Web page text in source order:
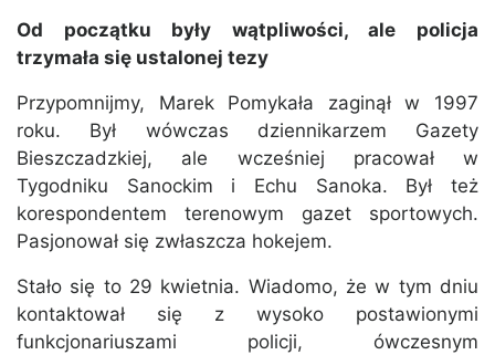
Od początku były wątpliwości, ale policja
trzymała się ustalonej tezy
Przypomnijmy, Marek Pomykała zaginął w 1997
roku. Był wówczas dziennikarzem Gazety
Bieszczadzkiej, ale wcześniej pracował w
Tygodniku Sanockim i Echu Sanoka. Był też
korespondentem terenowym gazet sportowych.
Pasjonował się zwłaszcza hokejem.
Stało się to 29 kwietnia. Wiadomo, że w tym dniu
kontaktował się z wysoko postawionymi
funkcjonariuszami policji, ówczesnym